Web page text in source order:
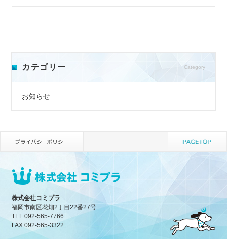
カテゴリー Category
お知らせ
株式会社コミプラ
福岡市南区花畑2丁目22番27号
TEL 092-565-7766
FAX 092-565-3322